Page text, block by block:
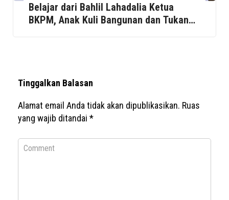
Belajar dari Bahlil Lahadalia Ketua
BKPM, Anak Kuli Bangunan dan Tukang
Tinggalkan Balasan
Alamat email Anda tidak akan dipublikasikan. Ruas
yang wajib ditandai *